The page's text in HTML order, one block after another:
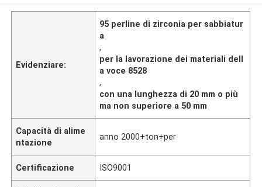
Evidenziare:
95 perline di zirconia per sabbiatur
a
,
per la lavorazione dei materiali dell
a voce 8528
,
con una lunghezza di 20 mm o più
ma non superiore a 50 mm
Capacità di alime
ntazione
anno 2000+ton+per
Certificazione ISO9001